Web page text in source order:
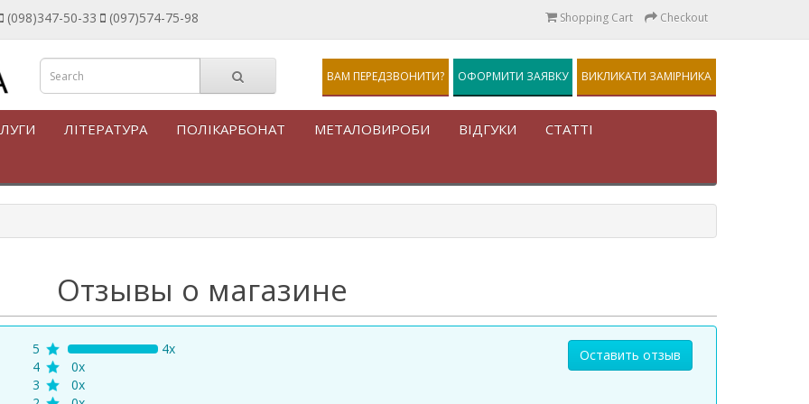
(098)347-50-33 (097)574-75-98 Shopping Cart Checkout
ВАМ ПЕРЕДЗВОНИТИ? ОФОРМИТИ ЗАЯВКУ ВИКЛИКАТИ ЗАМІРНИКА
ЛІТЕРАТУРА ПОЛІКАРБОНАТ МЕТАЛОВИРОБИ ВІДГУКИ СТАТТІ
Отзывы о магазине
5
4x
4
0x
3
0x
Оставить отзыв